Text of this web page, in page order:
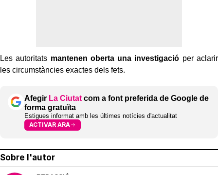
Les autoritats mantenen oberta una investigació per aclarir
les circumstàncies exactes dels fets.
Afegir La Ciutat com a font preferida de Google de
forma gratuïta
Estigues informat amb les últimes notícies d'actualitat
ACTIVAR ARA
Sobre l'autor